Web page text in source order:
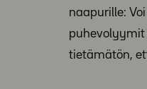
naapurille:
puhevolyymit
tietämätön,